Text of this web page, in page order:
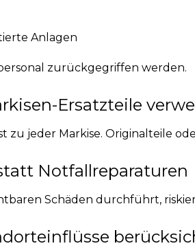
Anlagen
zurückgegriffen werden.
Ersatzteile
zu jeder Markise. Originalteile
Notfallreparaturen
Schäden durchführt,